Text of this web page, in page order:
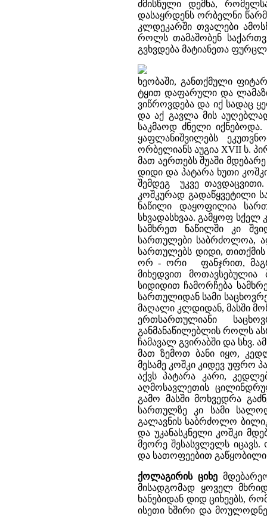
ძმისწული დემნა,
დასაყრდენს ორბელნი
კლდეკარში თვალები
როლს თამაშობენ
გვხვდება მატიანეთა
ხეობაში, განთქმული
ტყით დაფარული და
ვიწროვდება და იქ სადაც
და აქ გავლა მის
საკმაოდ ძნელი იქნებოდა.
ყაფლანიშვილებს
ორბელიანს აუგია XVII ს.
მათ აერთებს შუაში
დიდი და პატარა ხუთი
შემდეგ უკვე
კოშკურად გადაწყვეტილი
ნაწილი დაყოფილია
სხვადასხვაა. გამყოფ
სამხრეთ ნაწილში კი
სართულები საბრძოლოა,
სართულებს დიდი, თითქმის
ორ - ორი ფანჯრით,
მიხედვით მოთავსებულია
სიდიდით ჩამორჩება
სართულიდან სამი
მაღალი კლდიდან, მასში
ერთსართულიანი
განმანაწილებლის როლს
ჩამავალ გვირაბში და სხვ.
მათ ზემოთ ბანი იყო,
მესამე კოშკი კიდევ უფრო
აქვს პატარა კარი,
აღმოსავლეთის
გამო მასში მოხვედრა
სართულზე კი სამი
გალავნის საბრძოლო
და უკანასკნელი კოშკი
მეორე შესასვლელს
და სათოფეებით გაწყობილი
ქოლაგირის ციხე
მისადგომად ყოველ
ხანებიდან დიდ ციხეებს,
ისეთი ხშირი და